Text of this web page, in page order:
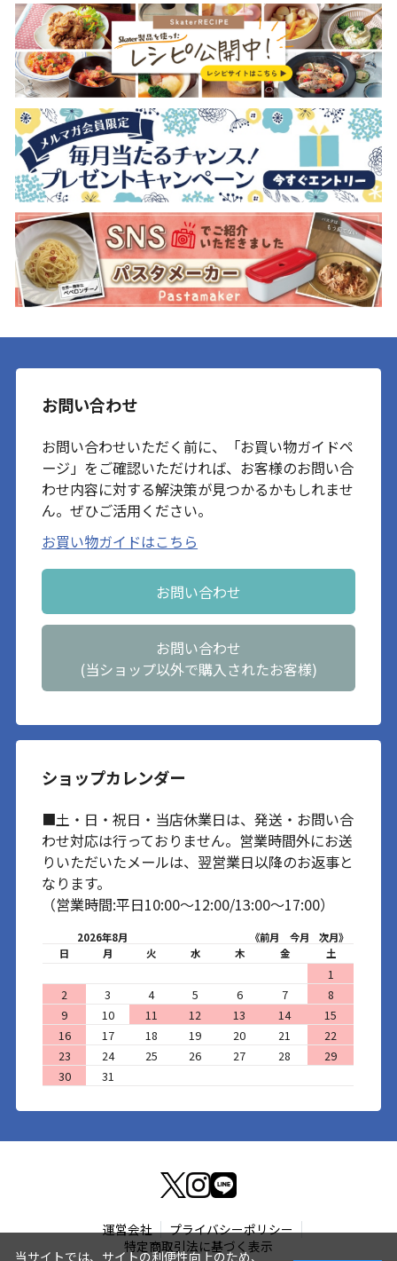
お問い合わせ
お問い合わせいただく前に、「お買い物ガイドペ
ージ」をご確認いただければ、お客様のお問い合
わせ内容に対する解決策が見つかるかもしれませ
ん。ぜひご活用ください。
お買い物ガイドはこちら
お問い合わせ
お問い合わせ
(当ショップ以外で購入されたお客様)
ショップカレンダー
■土・日・祝日・当店休業日は、発送・お問い合
わせ対応は行っておりません。営業時間外にお送
りいただいたメールは、翌営業日以降のお返事と
なります。
（営業時間:平日10:00～12:00/13:00～17:00）
2026年8月 《前月 今月
次月》
日
月 火 水 木 金 土
1
2
3 4 5 6 7
8
9
10 11 12 13 14
15
16
17 18 19 20 21
22
23
24 25 26 27 28
29
30
31
運営会社
プライバシーポリシー
特定商取引法に基づく表示
当サイトでは、サイトの利便性向上のため、